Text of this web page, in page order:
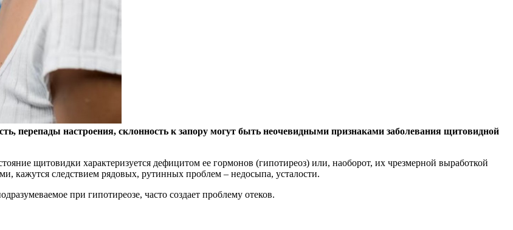
перепады настроения, склонность к запору могут быть неочевидными признаками заболевания щитовидной
щитовидки характеризуется дефицитом ее гормонов (гипотиреоз) или, наоборот, их чрезмерной выработкой
кажутся следствием рядовых, рутинных проблем – недосыпа, усталости.
при гипотиреозе, часто создает проблему отеков.